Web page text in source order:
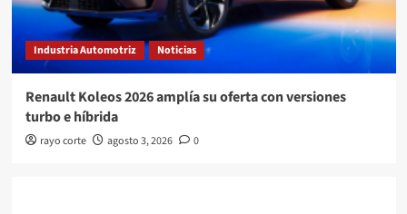
Industria Automotriz Noticias
Renault Koleos 2026 amplía su oferta con versiones
turbo e híbrida
rayo corte agosto 3, 2026 0